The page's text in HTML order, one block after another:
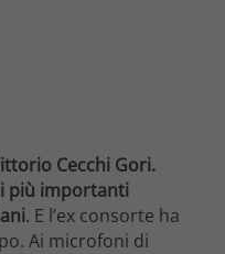
Cecchi Gori.
più importanti
. E l’ex consorte ha
Ai microfoni di